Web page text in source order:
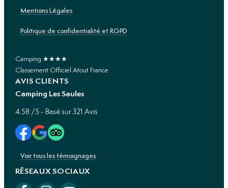
Mentions Légales
Politique de confidentialité et RGPD
Camping ★★★★
Classement Officiel Atout France
AVIS CLIENTS
Camping Les Saules
4.58 /5 - Basé sur 321 Avis
Voir tous les témoignages
RÉSEAUX SOCIAUX